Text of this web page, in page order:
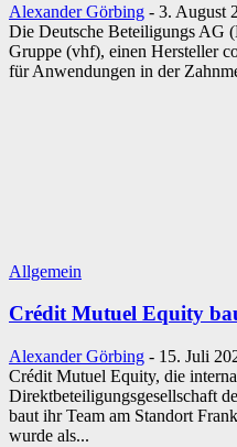
Alexander Görbing - 3. August
Die Deutsche Beteiligungs AG
Gruppe (vhf), einen Hersteller
für Anwendungen in der
Allgemein
Crédit Mutuel Equity
Alexander Görbing - 15. Juli
Crédit Mutuel Equity, die
Direktbeteiligungsgesellschaft
baut ihr Team am Standort
wurde als...